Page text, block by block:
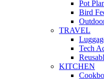
Pot
Bird
TRAVEL
Tech
KITCHEN